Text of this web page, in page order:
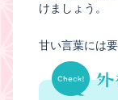
けましょう。
甘い言葉には要